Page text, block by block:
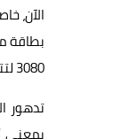
بطاقة
3080 لتتضح أن النتائج متطابقة تمامًا بين معياري PCIe 4.0 و PCIe 3.0.